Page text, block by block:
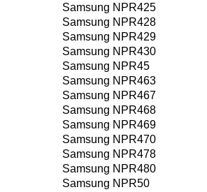
Samsung NPR425
Samsung NPR428
Samsung NPR429
Samsung NPR430
Samsung NPR45
Samsung NPR463
Samsung NPR467
Samsung NPR468
Samsung NPR469
Samsung NPR470
Samsung NPR478
Samsung NPR480
Samsung NPR50